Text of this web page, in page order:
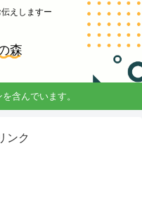
えしますー
森
含んでいます。
ンク